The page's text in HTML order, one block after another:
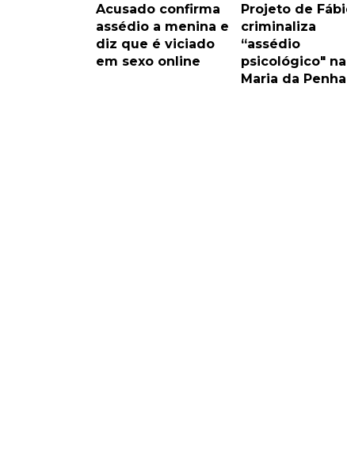
Acusado confirma
assédio a menina e
diz que é viciado
em sexo online
Projeto de
criminaliza
“assédio
psicológico"
Maria da Penha